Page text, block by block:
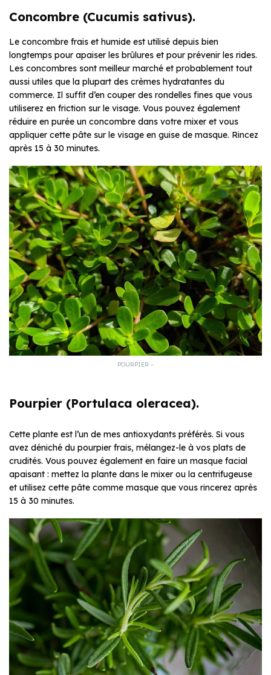
Concombre (Cucumis sativus).
Le concombre frais et humide est utilisé depuis bien
longtemps pour apaiser les brûlures et pour prévenir les rides.
Les concombres sont meilleur marché et probablement tout
aussi utiles que la plupart des crèmes hydratantes du
commerce. Il suffit d’en couper des rondelles fines que vous
utiliserez en friction sur le visage. Vous pouvez également
réduire en purée un concombre dans votre mixer et vous
appliquer cette pâte sur le visage en guise de masque. Rincez
après 15 à 30 minutes.
POURPIER –
Pourpier (Portulaca oleracea).
Cette plante est l’un de mes antioxydants préférés. Si vous
avez déniché du pourpier frais, mélangez-le à vos plats de
crudités. Vous pouvez également en faire un masque facial
apaisant : mettez la plante dans le mixer ou la centrifugeuse
et utilisez cette pâte comme masque que vous rincerez après
15 à 30 minutes.